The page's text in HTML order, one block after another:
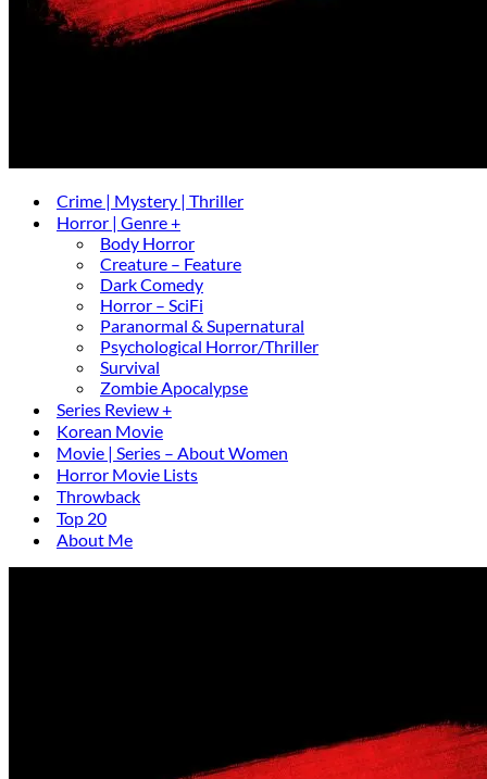
Crime | Mystery | Thriller
Horror | Genre +
Body Horror
Creature – Feature
Dark Comedy
Horror – SciFi
Paranormal & Supernatural
Psychological Horror/Thriller
Survival
Zombie Apocalypse
Series Review +
Korean Movie
Movie | Series – About Women
Horror Movie Lists
Throwback
Top 20
About Me